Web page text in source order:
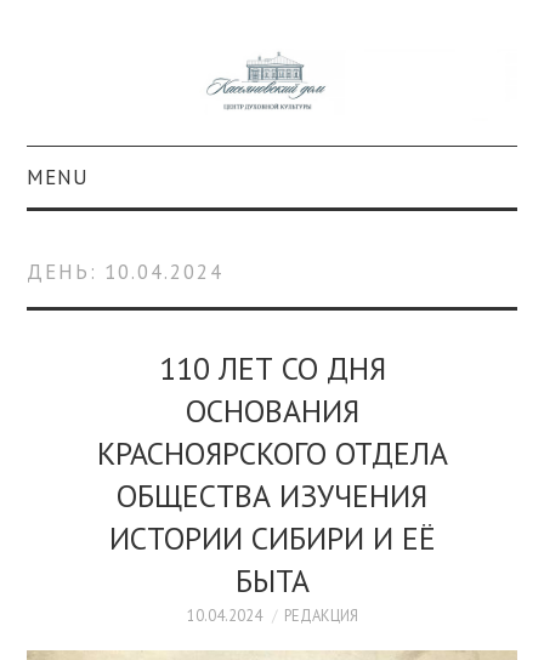
MENU
КОЛЛЕКЦИИ
ОБРАЗОВАНИЕ
ПРОСВЕЩЕНИЕ
ДЕНЬ: 10.04.2024
110 ЛЕТ СО ДНЯ
ОСНОВАНИЯ
КРАСНОЯРСКОГО ОТДЕЛА
ОБЩЕСТВА ИЗУЧЕНИЯ
ИСТОРИИ СИБИРИ И ЕЁ
БЫТА
10.04.2024 РЕДАКЦИЯ